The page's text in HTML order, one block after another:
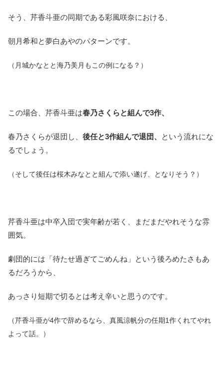
そう、芹香斗亜の同期である彩風咲奈における、
朝月希和と夢白あやのパターンです。
（月城かなとと海乃美月もこの例になる？）
この場合、芹香斗亜は春乃さくらと組んで3作、
春乃さくらが退団し、 後任と3作組んで退団、
という流れにな
るでしょう。
（そして後任は桜木みなとと組んで添い遂げ、となりそう？）
芹香斗亜は中卒入団で実年齢が若く、まだまだやれそうな雰
囲気。
劇団的には「待たせ過ぎてごめんね」という後ろめたさもあ
るだろうから、
あっさり短期で切るとは考え辛いと思うのです。
（芹香斗亜が4作で辞めるなら、真風涼帆分の任期1作くれてやれ
よって話。）